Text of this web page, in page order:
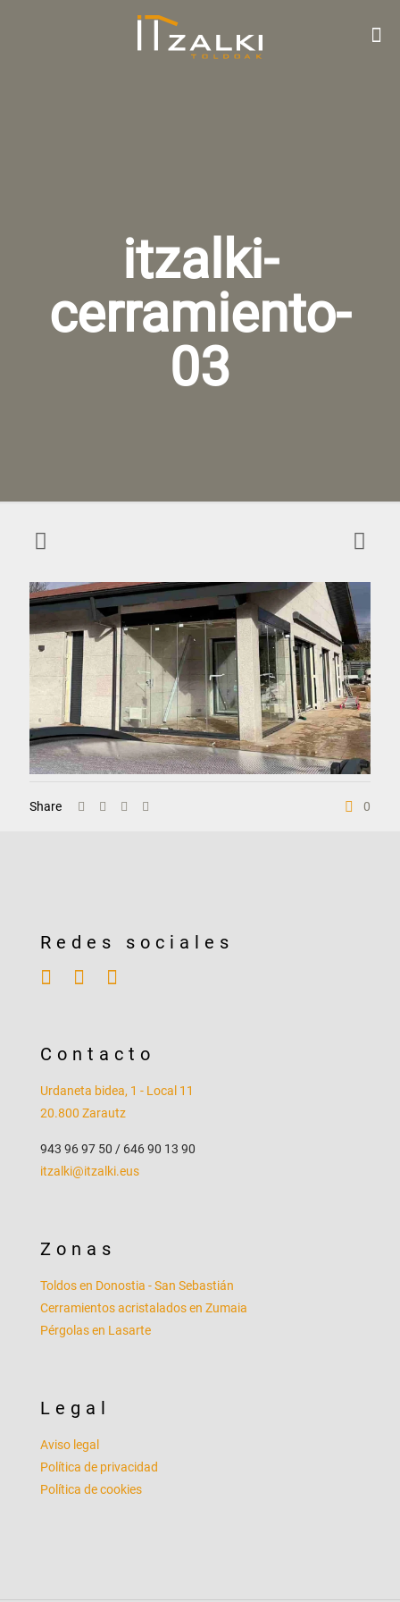
itzalki-
cerramiento-
03
Share 0
Redes sociales
Contacto
Urdaneta bidea, 1 - Local 11
20.800 Zarautz
943 96 97 50 / 646 90 13 90
itzalki@itzalki.eus
Zonas
Toldos en Donostia - San Sebastián
Cerramientos acristalados en Zumaia
Pérgolas en Lasarte
Legal
Aviso legal
Política de privacidad
Política de cookies